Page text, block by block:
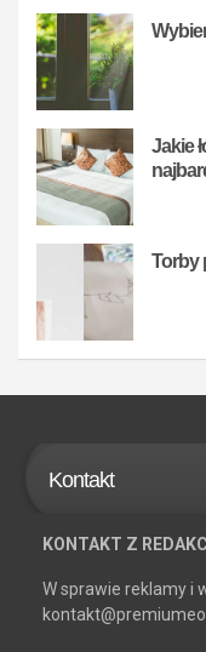
Jakie
Torby
Kontakt
KONTAKT Z
W sprawie reklamy i